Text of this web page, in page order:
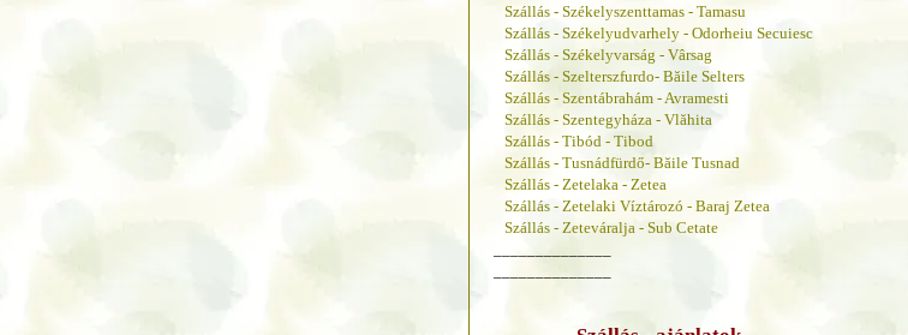
Szállás - Székelyszenttamas - Tamasu
Szállás - Székelyudvarhely - Odorheiu Secuiesc
Szállás - Székelyvarság - Vârsag
Szállás - Szelterszfurdo- Băile Selters
Szállás - Szentábrahám - Avramesti
Szállás - Szentegyháza - Vlăhita
Szállás - Tibód - Tibod
Szállás - Tusnádfürdő- Băile Tusnad
Szállás - Zetelaka - Zetea
Szállás - Zetelaki Víztározó - Baraj Zetea
Szállás - Zeteváralja - Sub Cetate